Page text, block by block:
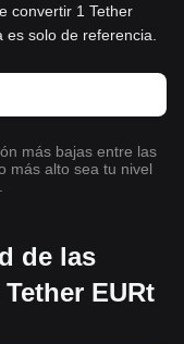
convertir 1 Tether
es solo de referencia.
más bajas entre las
más alto sea tu nivel
de las
EURt